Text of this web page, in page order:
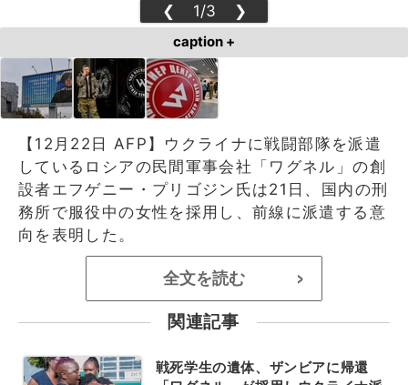
❮ 1/3 ❯
caption +
【12月22日 AFP】ウクライナに戦闘部隊を派遣
しているロシアの民間軍事会社「ワグネル」の創
設者エフゲニー・プリゴジン氏は21日、国内の刑
務所で服役中の女性を採用し、前線に派遣する意
向を表明した。
全文を読む >
関連記事
戦死学生の遺体、ザンビアに帰還